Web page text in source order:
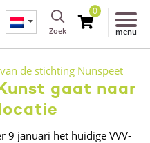
Zoek
0
menu
de stichting Nunspeet
gaat naar
9 januari het huidige VVV-